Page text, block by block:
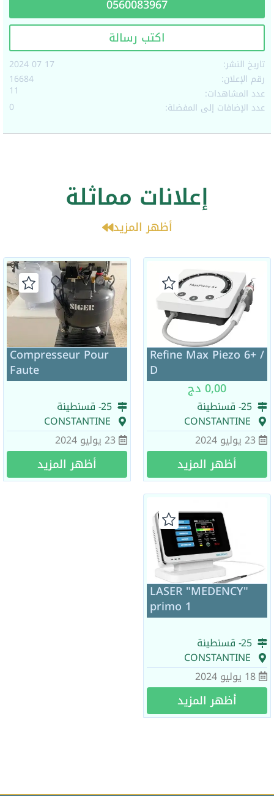
0560083967
اكتب رسالة
تاريخ النشر:
17 07 2024
رقم الإعلان:
16684
عدد المشاهدات:
11
عدد الإضافات إلى المفضلة:
0
إعلانات مماثلة
أظهر المزيد
Refine Max Piezo 6+ /
D
0,00 دج
25- قسنطينة
CONSTANTINE
23 يوليو 2024
أظهر المزيد
Compresseur Pour
Faute
25- قسنطينة
CONSTANTINE
23 يوليو 2024
أظهر المزيد
LASER "MEDENCY"
primo 1
25- قسنطينة
CONSTANTINE
18 يوليو 2024
أظهر المزيد